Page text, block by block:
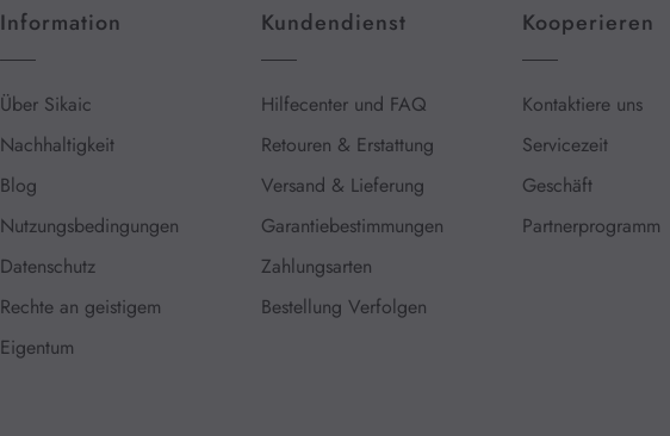
Information
Über Sikaic
Nachhaltigkeit
Blog
Nutzungsbedingungen
Datenschutz
Rechte an geistigem
Eigentum
Kundendienst
Hilfecenter und FAQ
Retouren & Erstattung
Versand & Lieferung
Garantiebestimmungen
Zahlungsarten
Bestellung Verfolgen
Kooperieren
Kontaktiere uns
Servicezeit
Geschäft
Partnerprogramm